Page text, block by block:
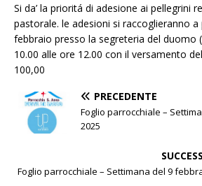
Si da’ la prioritá di adesione ai pellegrini
pastorale. le adesioni si raccoglieranno
febbraio presso la segreteria del duomo
10.00 alle ore 12.00 con il versamento
100,00
PRECEDENTE
Foglio parrocchiale –
2025
Foglio parrocchiale – Settimana del 9